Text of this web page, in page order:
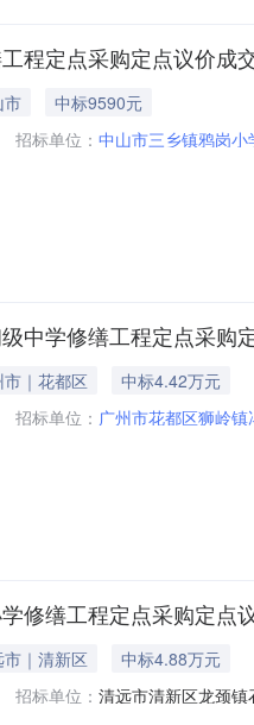
程定点采购定点议价成
市
中标9590元
招标单位： 中山市三乡镇鸦岗小
中学修缮工程定点采购
｜花都区
中标4.42万元
招标单位： 广州市花都区狮岭
修缮工程定点采购定点
｜清新区
中标4.88万元
招标单位： 清远市清新区⻰颈镇